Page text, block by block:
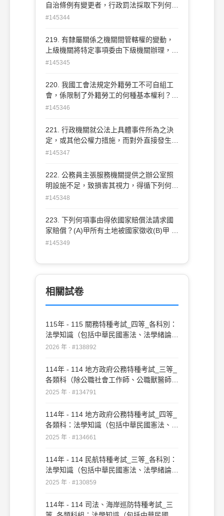
自治條例有變更者，行政罰法採取下列何
項原則？(A)從新從輕 (B)從舊從輕 (C)從舊
#145344
219. 有隸屬關係之機關間管轄權的變動，
上級機關將特定事項委由下級機關辦理，
稱為：(A)委任 (B)委託 (C)干預 (D)變更
#145345
220. 我國工會法規定外籍勞工不可自組工
會，係限制了外籍勞工的何種基本權利？
(A)集會自由 (B)結社自由 (C)人身自由 (D)
#145346
221. 行政機關就公法上具體事件所為之決
定，或其他公權力措施，而對外直接發生
法律效果之單方行政行為，稱為：(A)行政
分
#145347
222. 公務員主張服務機關提供之辦公室照
明設施不足，致損害其視力，得循下列何
項程序救濟？(A)訴願 (B)復審 (C)申訴 (D)
#145348
223. 下列何項事由得依國家賠償法請求國
家賠償？(A)甲所有土地被國家徵收(B)甲 因
道路不平騎車摔倒受傷(C)甲因國軍演習房
#145349
相關試卷
115年 - 115 關務特種考試_四等_各科別：
法學知識（包括中華民國憲法、法學緒論）
#138892
2026 年 · #138892
114年 - 114 地方政府公務特種考試_三等_
各類科（除公職社會工作師、公職獸醫師、
公職建築師外）：法學知識（包括中華民國
2025 年 · #134791
114年 - 114 地方政府公務特種考試_四等_
各類科：法學知識（包括中華民國憲法、法
學緒論）#134661
2025 年 · #134661
114年 - 114 民航特種考試_三等_各科別：
法學知識（包括中華民國憲法、法學緒論）
#130859
2025 年 · #130859
114年 - 114 司法、海岸巡防特種考試_三